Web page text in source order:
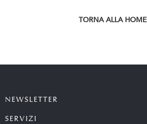
TORNA ALLA HOME
NEWSLETTER
SERVIZI